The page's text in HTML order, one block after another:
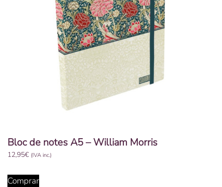
Bloc de notes A5 – William Morris
12,95€ (IVA inc.)
Comprar